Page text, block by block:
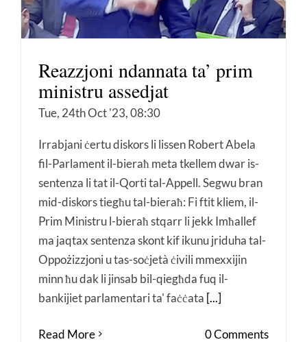
Reazzjoni ndannata ta’ prim
ministru assedjat
Tue, 24th Oct '23, 08:30
Irrabjani ċertu diskors li lissen Robert Abela
fil-Parlament il-bieraħ meta tkellem dwar is-
sentenza li tat il-Qorti tal-Appell. Segwu bran
mid-diskors tiegħu tal-bieraħ: Fi ftit kliem, il-
Prim Ministru l-bieraħ stqarr li jekk Imħallef
ma jaqtax sentenza skont kif ikunu jriduha tal-
Oppożizzjoni u tas-soċjetà ċivili mmexxijin
minn ħu dak li jinsab bil-qiegħda fuq il-
bankijiet parlamentari ta' faċċata [...]
Read More 0 Comments